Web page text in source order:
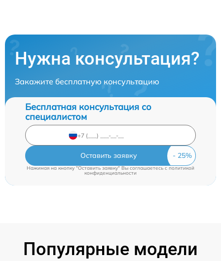
Нужна консультация?
Закажите бесплатную консультацию
Бесплатная консультация со
специалистом
Оставить заявку
Нажимая на кнопку "Оставить заявку" Вы соглашаетесь cполитикой
конфиденциальности
Популярные модели